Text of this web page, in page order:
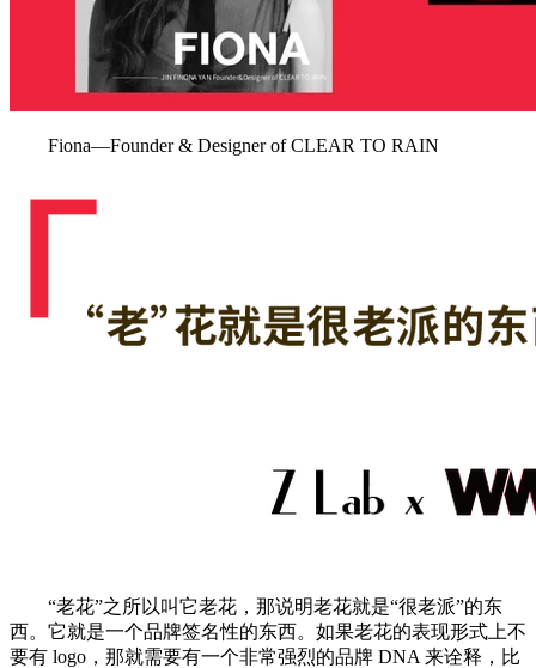
Fiona—Founder & Designer of CLEAR TO RAIN
“老花”之所以叫它老花，那说明老花就是“很老派”的东
西。它就是一个品牌签名性的东西。如果老花的表现形式上不
要有 logo，那就需要有一个非常强烈的品牌 DNA 来诠释，比